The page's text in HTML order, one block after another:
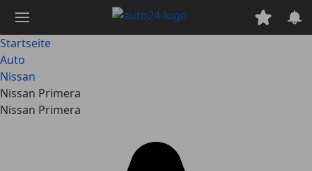
Hauptinhalt
springen
Startseite
Auto
Nissan
Nissan Primera
Nissan Primera